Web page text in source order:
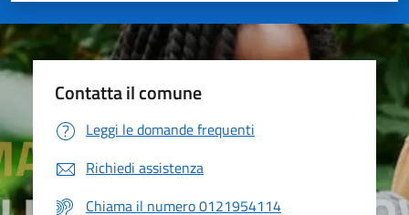
Contatta il comune
Leggi le domande frequenti
Richiedi assistenza
Chiama il numero 0121954114